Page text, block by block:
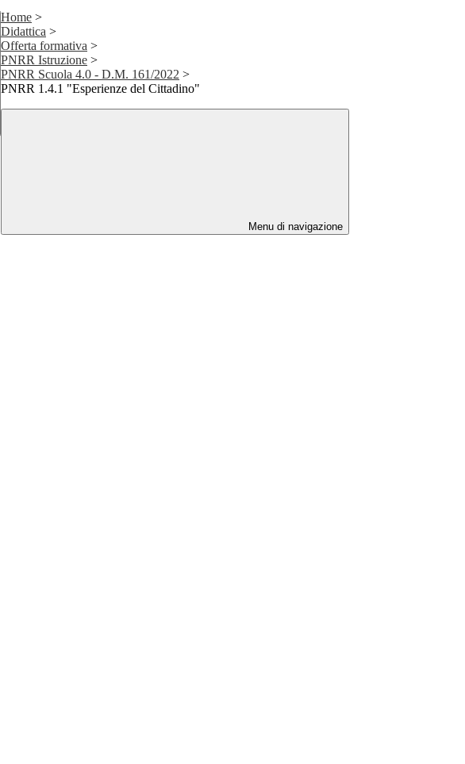
Home >
Didattica >
Offerta formativa >
PNRR Istruzione >
PNRR Scuola 4.0 - D.M. 161/2022 >
PNRR 1.4.1 "Esperienze del Cittadino"
Menu di navigazione